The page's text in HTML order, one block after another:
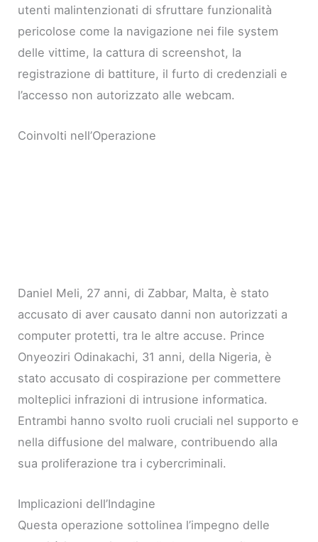
utenti malintenzionati di sfruttare funzionalità
pericolose come la navigazione nei file system
delle vittime, la cattura di screenshot, la
registrazione di battiture, il furto di credenziali e
l’accesso non autorizzato alle webcam.
Coinvolti nell’Operazione
Daniel Meli, 27 anni, di Zabbar, Malta, è stato
accusato di aver causato danni non autorizzati a
computer protetti, tra le altre accuse. Prince
Onyeoziri Odinakachi, 31 anni, della Nigeria, è
stato accusato di cospirazione per commettere
molteplici infrazioni di intrusione informatica.
Entrambi hanno svolto ruoli cruciali nel supporto e
nella diffusione del malware, contribuendo alla
sua proliferazione tra i cybercriminali.
Implicazioni dell’Indagine
Questa operazione sottolinea l’impegno delle